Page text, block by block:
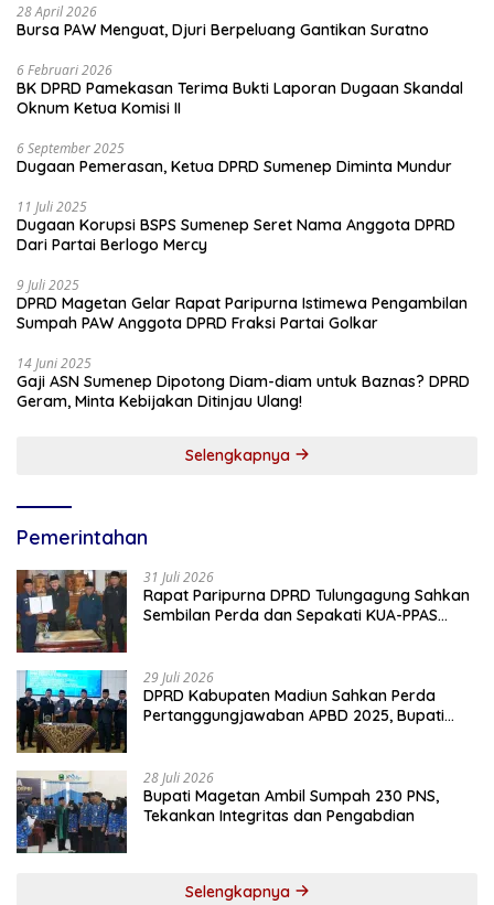
28 April 2026
Bursa PAW Menguat, Djuri Berpeluang Gantikan Suratno
6 Februari 2026
BK DPRD Pamekasan Terima Bukti Laporan Dugaan Skandal
Oknum Ketua Komisi II
6 September 2025
Dugaan Pemerasan, Ketua DPRD Sumenep Diminta Mundur
11 Juli 2025
Dugaan Korupsi BSPS Sumenep Seret Nama Anggota DPRD
Dari Partai Berlogo Mercy
9 Juli 2025
DPRD Magetan Gelar Rapat Paripurna Istimewa Pengambilan
Sumpah PAW Anggota DPRD Fraksi Partai Golkar
14 Juni 2025
Gaji ASN Sumenep Dipotong Diam-diam untuk Baznas? DPRD
Geram, Minta Kebijakan Ditinjau Ulang!
Selengkapnya
Pemerintahan
31 Juli 2026
Rapat Paripurna DPRD Tulungagung Sahkan
Sembilan Perda dan Sepakati KUA-PPAS
29 Juli 2026
DPRD Kabupaten Madiun Sahkan Perda
Pertanggungjawaban APBD 2025, Bupati
28 Juli 2026
Bupati Magetan Ambil Sumpah 230 PNS,
Tekankan Integritas dan Pengabdian
Selengkapnya